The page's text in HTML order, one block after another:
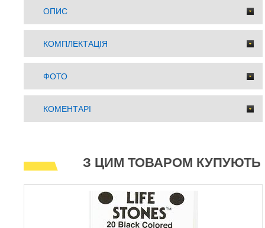
ОПИС
КОМПЛЕКТАЦІЯ
ФОТО
КОМЕНТАРІ
З ЦИМ ТОВАРОМ КУПУЮТЬ